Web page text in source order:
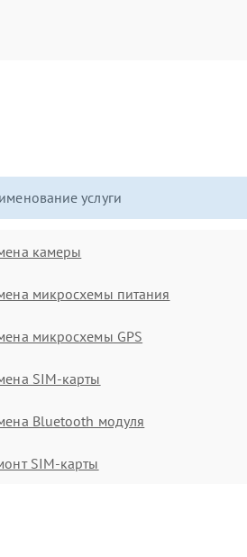
услуги
камеры
микросхемы питания
микросхемы GPS
SIM-карты
Bluetooth модуля
SIM-карты